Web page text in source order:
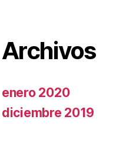
Archivos
enero 2020
diciembre 2019